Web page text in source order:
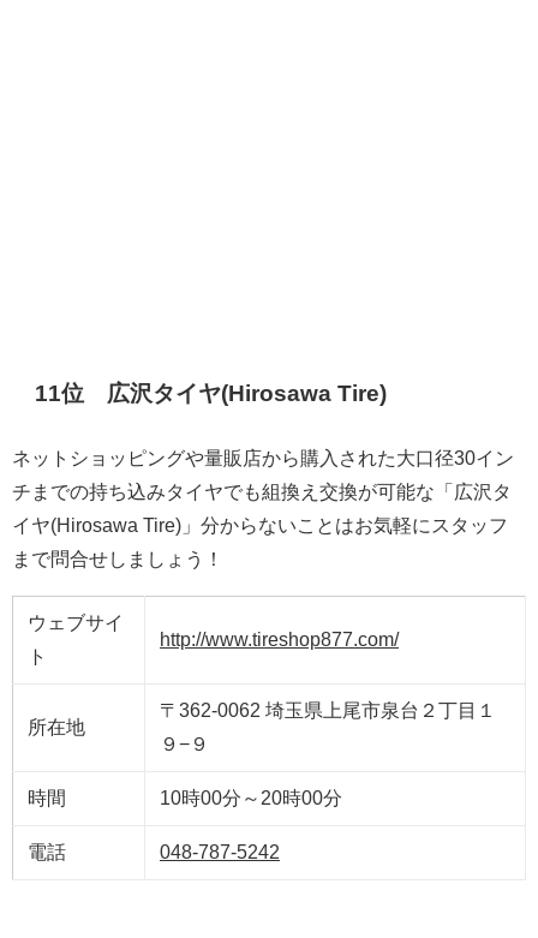
11位 広沢タイヤ(Hirosawa Tire)
ネットショッピングや量販店から購入された大口径30イン
チまでの持ち込みタイヤでも組換え交換が可能な「広沢タ
イヤ(Hirosawa Tire)」分からないことはお気軽にスタッフ
まで問合せしましょう！
ウェブサイ
ト
http://www.tireshop877.com/
所在地
〒362-0062 埼玉県上尾市泉台２丁目１
９−９
時間 10時00分～20時00分
電話 048-787-5242